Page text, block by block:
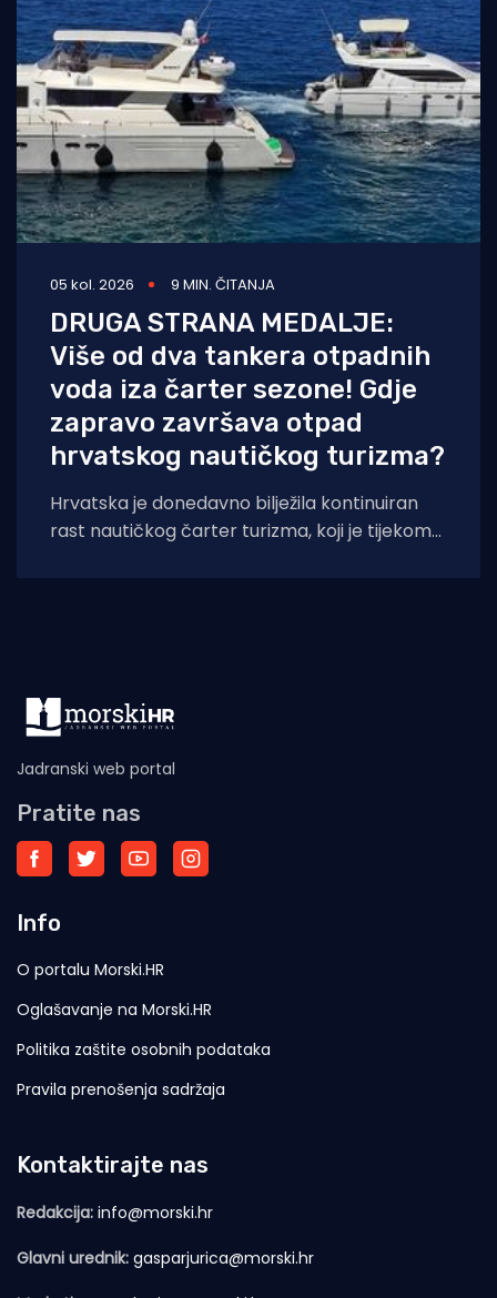
05 kol. 2026 9 MIN. ČITANJA
DRUGA STRANA MEDALJE:
Više od dva tankera otpadnih
voda iza čarter sezone! Gdje
zapravo završava otpad
hrvatskog nautičkog turizma?
Hrvatska je donedavno bilježila kontinuiran
rast nautičkog čarter turizma, koji je tijekom
Jadranski web portal
Pratite nas
Info
O portalu Morski.HR
Oglašavanje na Morski.HR
Politika zaštite osobnih podataka
Pravila prenošenja sadržaja
Kontaktirajte nas
Redakcija: info@morski.hr
Glavni urednik: gasparjurica@morski.hr